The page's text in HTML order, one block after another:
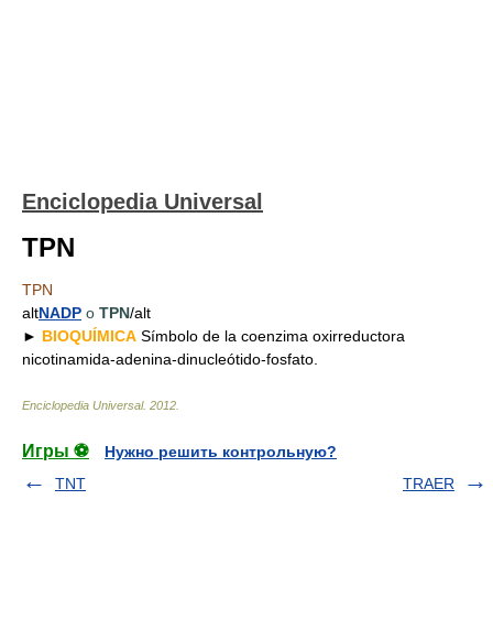
Enciclopedia Universal
TPN
TPN
altNADP o TPN/alt
► BIOQUÍMICA Símbolo de la coenzima oxirreductora
nicotinamida-adenina-dinucleótido-fosfato.
Enciclopedia Universal. 2012
Игры ⚽
Нужно решить контрольную?
TNT
TRAER